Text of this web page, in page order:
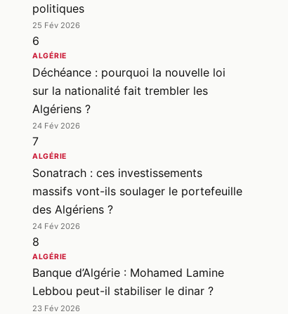
politiques
25 Fév 2026
6
ALGÉRIE
Déchéance : pourquoi la nouvelle loi
sur la nationalité fait trembler les
Algériens ?
24 Fév 2026
7
ALGÉRIE
Sonatrach : ces investissements
massifs vont-ils soulager le portefeuille
des Algériens ?
24 Fév 2026
8
ALGÉRIE
Banque d’Algérie : Mohamed Lamine
Lebbou peut-il stabiliser le dinar ?
23 Fév 2026